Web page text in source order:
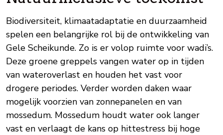
Biodiversiteit, klimaatadaptatie en duurzaamheid
spelen een belangrijke rol bij de ontwikkeling van
Gele Scheikunde. Zo is er volop ruimte voor wadi’s.
Deze groene greppels vangen water op in tijden
van wateroverlast en houden het vast voor
drogere periodes. Verder worden daken waar
mogelijk voorzien van zonnepanelen en van
mossedum. Mossedum houdt water ook langer
vast en verlaagt de kans op hittestress bij hoge